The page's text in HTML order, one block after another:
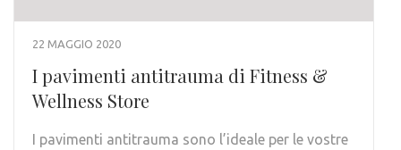
22 MAGGIO 2020
I pavimenti antitrauma di Fitness &
Wellness Store
I pavimenti antitrauma sono l’ideale per le vostre